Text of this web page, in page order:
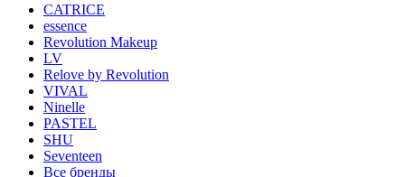
CATRICE
essence
Revolution Makeup
LV
Relove by Revolution
VIVAL
Ninelle
PASTEL
SHU
Seventeen
Все бренды